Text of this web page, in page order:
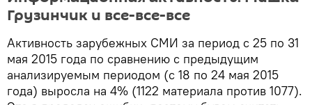
Грузинчик и все-все-все
Активность зарубежных СМИ за период c 25 по 31
мая 2015 года по сравнению с предыдущим
анализируемым периодом (c 18 по 24 мая 2015
года) выросла на 4% (1122 материала против 1077).